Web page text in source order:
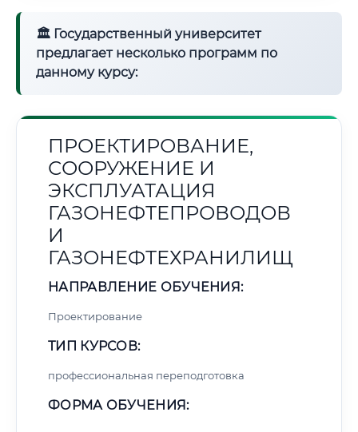
🏛 Государственный университет
предлагает несколько программ по
данному курсу:
ПРОЕКТИРОВАНИЕ,
СООРУЖЕНИЕ И
ЭКСПЛУАТАЦИЯ
ГАЗОНЕФТЕПРОВОДОВ
И
ГАЗОНЕФТЕХРАНИЛИЩ
НАПРАВЛЕНИЕ ОБУЧЕНИЯ:
Проектирование
ТИП КУРСОВ:
профессиональная переподготовка
ФОРМА ОБУЧЕНИЯ: